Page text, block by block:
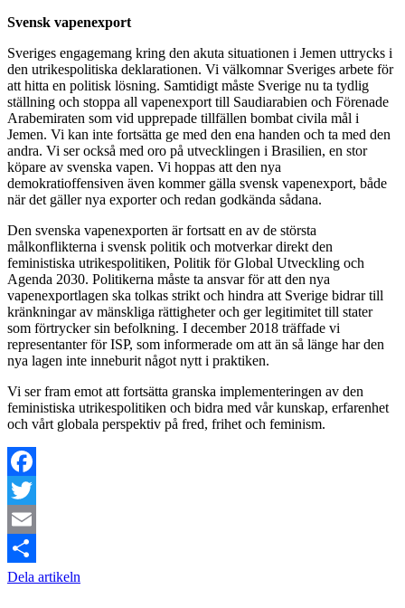
Svensk vapenexport
Sveriges engagemang kring den akuta situationen i Jemen uttrycks i
den utrikespolitiska deklarationen. Vi välkomnar Sveriges arbete för
att hitta en politisk lösning. Samtidigt måste Sverige nu ta tydlig
ställning och stoppa all vapenexport till Saudiarabien och Förenade
Arabemiraten som vid upprepade tillfällen bombat civila mål i
Jemen. Vi kan inte fortsätta ge med den ena handen och ta med den
andra. Vi ser också med oro på utvecklingen i Brasilien, en stor
köpare av svenska vapen. Vi hoppas att den nya
demokratioffensiven även kommer gälla svensk vapenexport, både
när det gäller nya exporter och redan godkända sådana.
Den svenska vapenexporten är fortsatt en av de största
målkonflikterna i svensk politik och motverkar direkt den
feministiska utrikespolitiken, Politik för Global Utveckling och
Agenda 2030. Politikerna måste ta ansvar för att den nya
vapenexportlagen ska tolkas strikt och hindra att Sverige bidrar till
kränkningar av mänskliga rättigheter och ger legitimitet till stater
som förtrycker sin befolkning. I december 2018 träffade vi
representanter för ISP, som informerade om att än så länge har den
nya lagen inte inneburit något nytt i praktiken.
Vi ser fram emot att fortsätta granska implementeringen av den
feministiska utrikespolitiken och bidra med vår kunskap, erfarenhet
och vårt globala perspektiv på fred, frihet och feminism.
Facebook
Twitter
Email
Dela artikeln